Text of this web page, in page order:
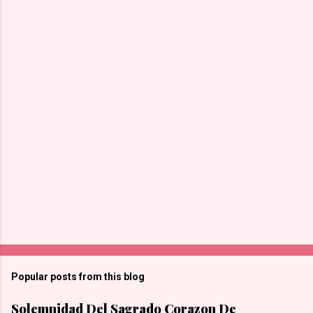
Popular posts from this blog
Solemnidad Del Sagrado Corazon De